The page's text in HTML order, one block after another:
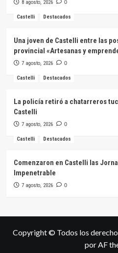
8 agosto, 2026 0
Castelli Destacados
Una joven de Castelli entre las
provincial «Artesanas y
7 agosto, 2026 0
Castelli Destacados
La policía retiró a chatarreros
Castelli
7 agosto, 2026 0
Castelli Destacados
Comenzaron en Castelli las
Impenetrable
7 agosto, 2026 0
Copyright © Todos los
por AF